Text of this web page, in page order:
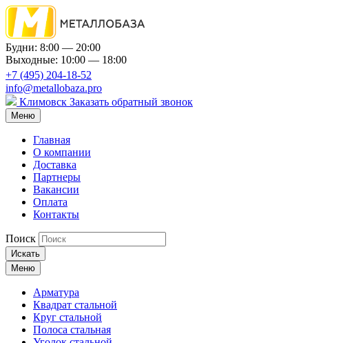
Будни: 8:00 — 20:00
Выходные: 10:00 — 18:00
+7 (495) 204-18-52
info@metallobaza.pro
Климовск Заказать обратный звонок
Меню
Главная
О компании
Доставка
Партнеры
Вакансии
Оплата
Контакты
Поиск
Искать
Меню
Арматура
Квадрат стальной
Круг стальной
Полоса стальная